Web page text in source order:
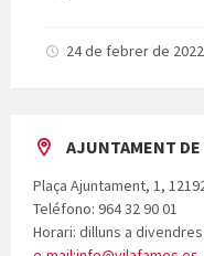
24 de febrer de 2022
AJUNTAMENT DE
Plaça Ajuntament, 1,
Teléfono: 964 32 90 01
Horari: dilluns a